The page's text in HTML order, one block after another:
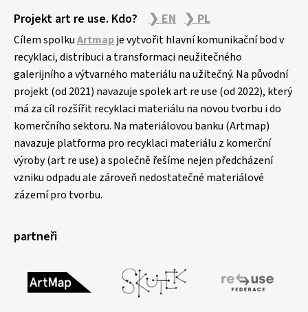
Projekt art re use. Kdo? ❯ EN ❯ PL
Cílem spolkuArtmapje vytvořit hlavní komunikační bod v
recyklaci, distribuci a transformaci neužitečného
galerijního a výtvarného materiálu na užitečný. Na původní
projekt (od 2021) navazuje spolek art re use (od 2022), který
má za cíl rozšířit recyklaci materiálu na novou tvorbu i do
komerčního sektoru. Na materiálovou banku (Artmap)
navazuje platforma pro recyklaci materiálu z komerční
výroby (art re use) a společně řešíme nejen předcházení
vzniku odpadu ale zároveň nedostatečné materiálové
zázemí pro tvorbu.
partneři